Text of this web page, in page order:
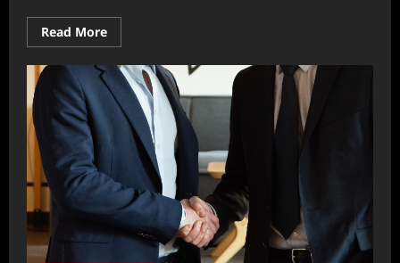
Read MoreRead
more
Nachhaltige
Unternehmenssteuerung
mit
effizienter
Kapazitätsplanung